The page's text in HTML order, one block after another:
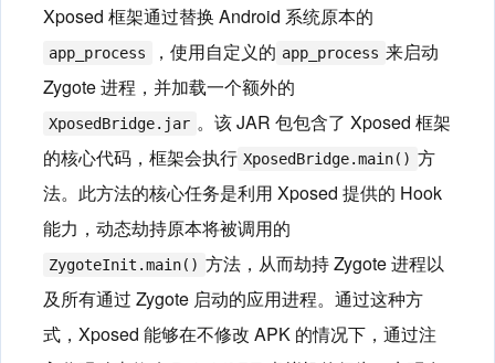
Xposed 框架通过替换 Android 系统原本的
app_process ，使用自定义的 app_process 来启动
Zygote 进程，并加载一个额外的
XposedBridge.jar 。该 JAR 包包含了 Xposed 框架
的核心代码，框架会执行 XposedBridge.main() 方
法。此方法的核心任务是利用 Xposed 提供的 Hook
能力，动态劫持原本将被调用的
ZygoteInit.main() 方法，从而劫持 Zygote 进程以
及所有通过 Zygote 启动的应用进程。通过这种方
式，Xposed 能够在不修改 APK 的情况下，通过注